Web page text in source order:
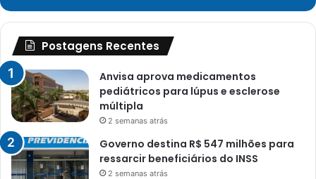
Postagens Recentes
Anvisa aprova medicamentos
pediátricos para lúpus e esclerose
múltipla
2 semanas atrás
Governo destina R$ 547 milhões para
ressarcir beneficiários do INSS
2 semanas atrás